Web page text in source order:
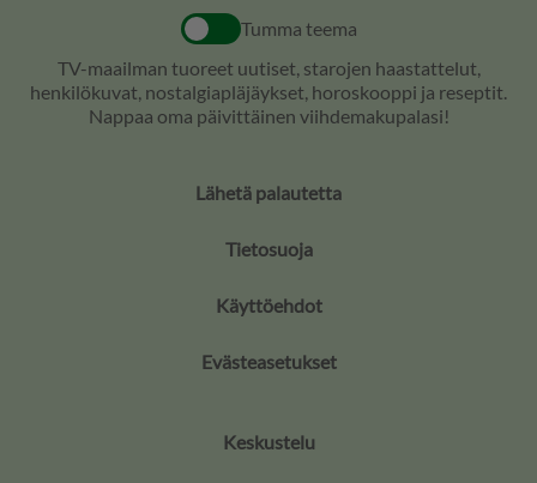
Tumma teema
TV-maailman tuoreet uutiset, starojen haastattelut,
henkilökuvat, nostalgiapläjäykset, horoskooppi ja reseptit.
Nappaa oma päivittäinen viihdemakupalasi!
Lähetä palautetta
Tietosuoja
Käyttöehdot
Evästeasetukset
Keskustelu